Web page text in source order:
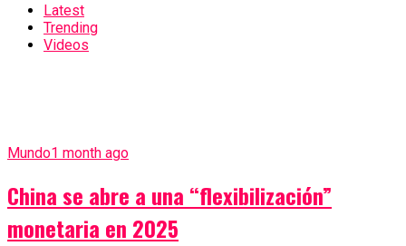
Latest
Trending
Videos
Mundo1 month ago
China se abre a una “flexibilización”
monetaria en 2025